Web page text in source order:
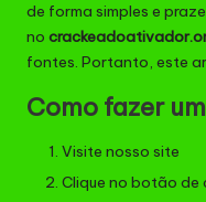
de forma simples e
no
fontes. Portanto, este
Como fazer
Visite nosso site
Clique no botão de